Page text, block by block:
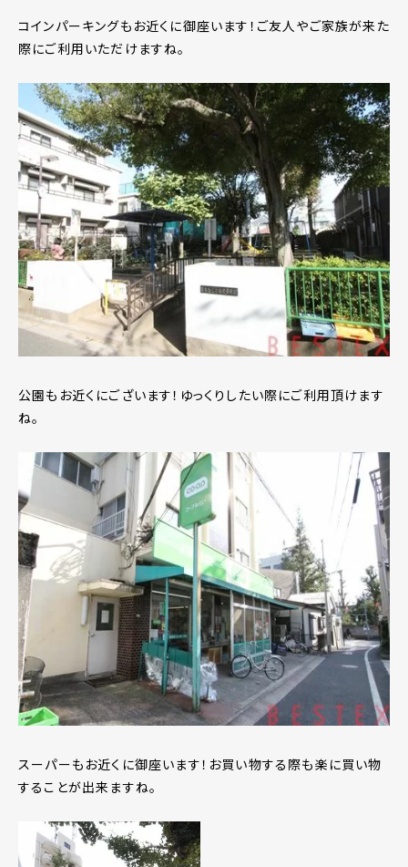
コインパーキングもお近くに御座います！ご友人やご家族が来た
際にご利用いただけますね。
公園もお近くにございます！ゆっくりしたい際にご利用頂けます
ね。
スーパーもお近くに御座います！お買い物する際も楽に買い物
することが出来ますね。